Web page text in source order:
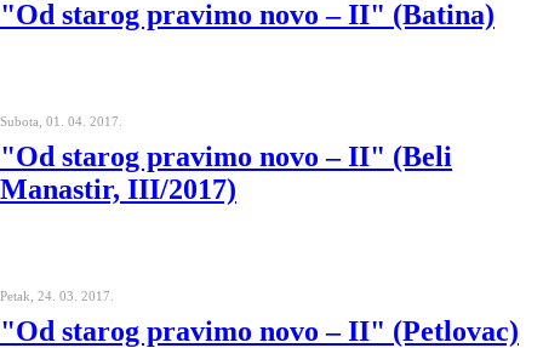
"Od starog pravimo novo – II" (Batina)
Subota, 01. 04. 2017.
"Od starog pravimo novo – II" (Beli
Manastir, III/2017)
Petak, 24. 03. 2017.
"Od starog pravimo novo – II" (Petlovac)